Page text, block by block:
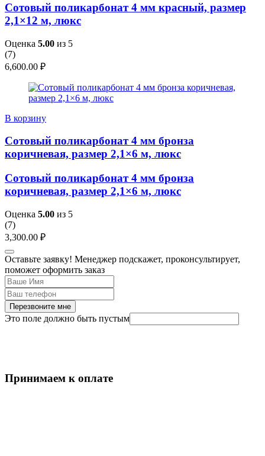
Сотовый поликарбонат 4 мм красный, размер
2,1×12 м, люкс
Оценка 5.00 из 5
(7)
6,600.00 ₽
В корзину
Сотовый поликарбонат 4 мм бронза
коричневая, размер 2,1×6 м, люкс
Сотовый поликарбонат 4 мм бронза
коричневая, размер 2,1×6 м, люкс
Оценка 5.00 из 5
(7)
3,300.00 ₽
Оставьте заявку! Менеджер подскажет, проконсультирует,
поможет оформить заказ
Перезвоните мне
Это поле должно быть пустым
Принимаем к оплате